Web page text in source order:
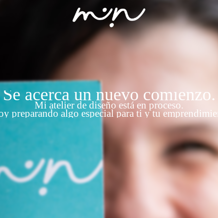
Se acerca un nuevo comienzo.
Mi atelier de diseño está en proceso.
preparando algo especial para ti y tu